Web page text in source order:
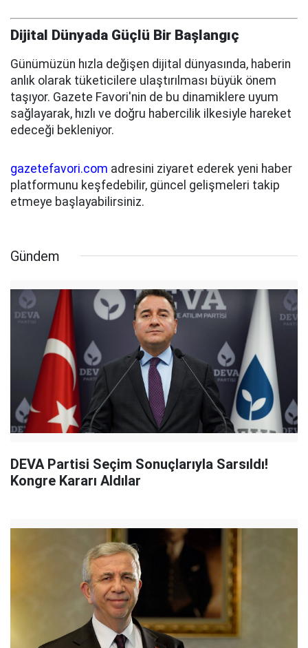
Dijital Dünyada Güçlü Bir Başlangıç
Günümüzün hızla değişen dijital dünyasında, haberin
anlık olarak tüketicilere ulaştırılması büyük önem
taşıyor. Gazete Favori'nin de bu dinamiklere uyum
sağlayarak, hızlı ve doğru habercilik ilkesiyle hareket
edeceği bekleniyor.
gazetefavori.com adresini ziyaret ederek yeni haber
platformunu keşfedebilir, güncel gelişmeleri takip
etmeye başlayabilirsiniz.
Gündem
DEVA Partisi Seçim Sonuçlarıyla Sarsıldı!
Kongre Kararı Aldılar